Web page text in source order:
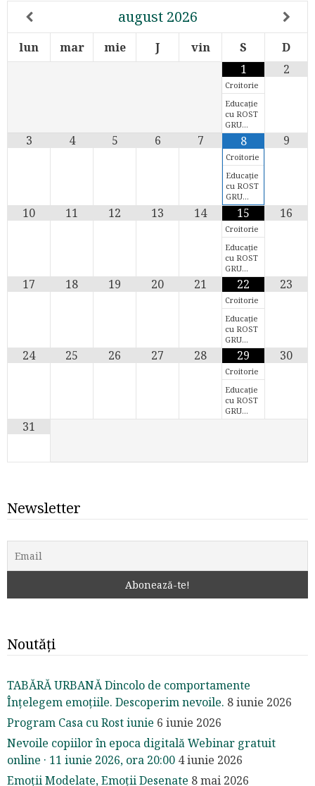
august 2026
lun mar mie J vin S
D
1
Croitorie
Educație
cu ROST
GRU…
2
3 4 5 6 7 8
Croitorie
Educație
cu ROST
GRU…
9
10 11 12 13 14 15
Croitorie
Educație
cu ROST
GRU…
16
17 18 19 20 21 22
Croitorie
Educație
cu ROST
GRU…
23
24 25 26 27 28 29
Croitorie
Educație
cu ROST
GRU…
30
31
Newsletter
Noutăți
TABĂRĂ URBANĂ Dincolo de comportamente
Înțelegem emoțiile. Descoperim nevoile. 8 iunie 2026
Program Casa cu Rost iunie 6 iunie 2026
Nevoile copiilor în epoca digitală Webinar gratuit
online · 11 iunie 2026, ora 20:00 4 iunie 2026
Emoții Modelate, Emoții Desenate 8 mai 2026